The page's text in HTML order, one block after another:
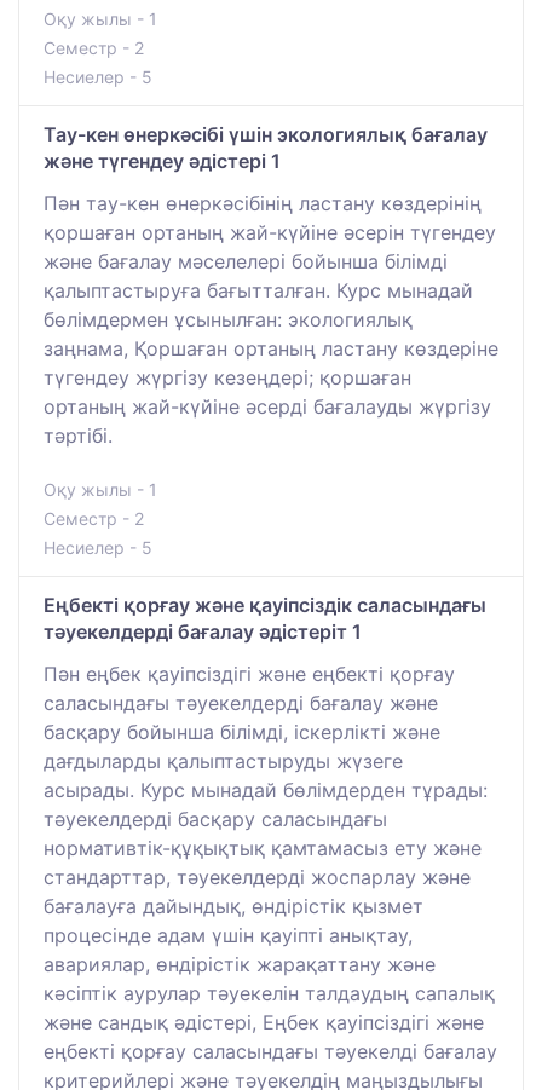
Оқу жылы - 1
Семестр - 2
Несиелер - 5
Тау-кен өнеркәсібі үшін экологиялық бағалау
және түгендеу әдістері 1
Пән тау-кен өнеркәсібінің ластану көздерінің
қоршаған ортаның жай-күйіне әсерін түгендеу
және бағалау мәселелері бойынша білімді
қалыптастыруға бағытталған. Курс мынадай
бөлімдермен ұсынылған: экологиялық
заңнама, Қоршаған ортаның ластану көздеріне
түгендеу жүргізу кезеңдері; қоршаған
ортаның жай-күйіне әсерді бағалауды жүргізу
тәртібі.
Оқу жылы - 1
Семестр - 2
Несиелер - 5
Еңбекті қорғау және қауіпсіздік саласындағы
тәуекелдерді бағалау әдістеріт 1
Пән еңбек қауіпсіздігі және еңбекті қорғау
саласындағы тәуекелдерді бағалау және
басқару бойынша білімді, іскерлікті және
дағдыларды қалыптастыруды жүзеге
асырады. Курс мынадай бөлімдерден тұрады:
тәуекелдерді басқару саласындағы
нормативтік-құқықтық қамтамасыз ету және
стандарттар, тәуекелдерді жоспарлау және
бағалауға дайындық, өндірістік қызмет
процесінде адам үшін қауіпті анықтау,
авариялар, өндірістік жарақаттану және
кәсіптік аурулар тәуекелін талдаудың сапалық
және сандық әдістері, Еңбек қауіпсіздігі және
еңбекті қорғау саласындағы тәуекелді бағалау
критерийлері және тәуекелдің маңыздылығы